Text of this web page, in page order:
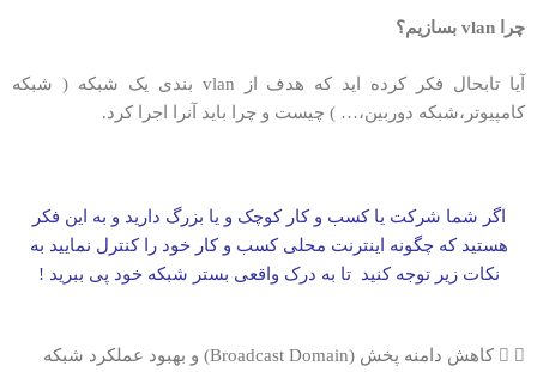
چرا vlan بسازیم؟
آیا تابحال فکر کرده اید که هدف از vlan بندی یک شبکه ( شبکه
کامپیوتر،شبکه دوربین،… ) چیست و چرا باید آنرا اجرا کرد.
اگر شما شرکت یا کسب و کار کوچک و یا بزرگ دارید و به این فکر
هستید که چگونه اینترنت محلی کسب و کار خود را کنترل نمایید به
نکات زیر توجه کنید تا به درک واقعی بستر شبکه خود پی ببرید !
کاهش دامنه پخش (Broadcast Domain) و بهبود عملکرد شبکه